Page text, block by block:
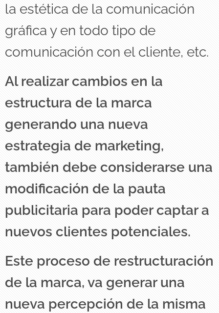
la estética de la comunicación
gráfica y en todo tipo de
comunicación con el cliente, etc.
Al realizar cambios en la
estructura de la marca
generando una nueva
estrategia de marketing,
también debe considerarse una
modificación de la pauta
publicitaria para poder captar a
nuevos clientes potenciales.
Este proceso de restructuración
de la marca, va generar una
nueva percepción de la misma